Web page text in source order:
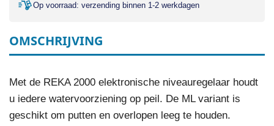
Op voorraad: verzending binnen 1-2 werkdagen
OMSCHRIJVING
Met de REKA 2000 elektronische niveauregelaar houdt
u iedere watervoorziening op peil. De ML variant is
geschikt om putten en overlopen leeg te houden.